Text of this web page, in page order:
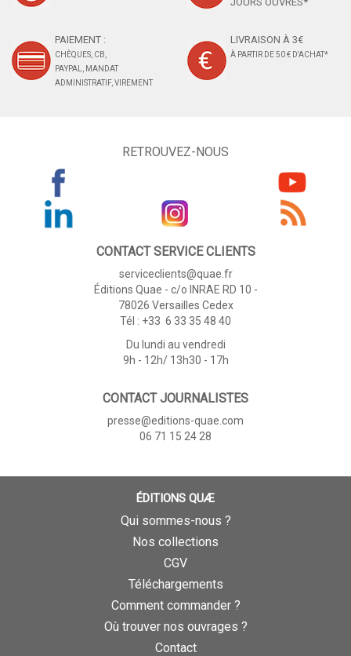
PAIEMENT :
CHÈQUES, CB,
PAYPAL, MANDAT
ADMINISTRATIF, VIREMENT
LIVRAISON À 3€
À PARTIR DE 50 € D'ACHAT*
RETROUVEZ-NOUS
CONTACT SERVICE CLIENTS
serviceclients@quae.fr
Éditions Quae - c/o INRAE RD 10 -
78026 Versailles Cedex
Tél : +33 6 33 35 48 40
Du lundi au vendredi
9h - 12h/ 13h30 - 17h
CONTACT JOURNALISTES
presse@editions-quae.com
06 71 15 24 28
ÉDITIONS QUÆ
Qui sommes-nous ?
Nos collections
CGV
Téléchargements
Comment commander ?
Où trouver nos ouvrages ?
Contact